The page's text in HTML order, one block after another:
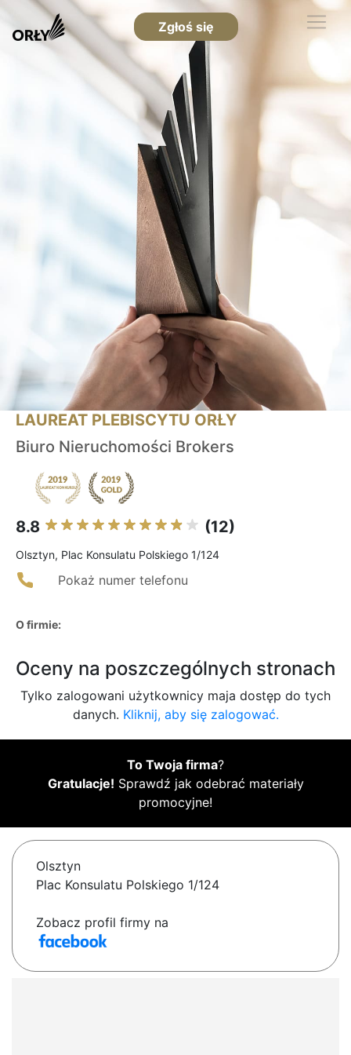
Zgłoś się
LAUREAT PLEBISCYTU ORŁY
Biuro Nieruchomości Brokers
8.8 (12)
Olsztyn, Plac Konsulatu Polskiego 1/124
Pokaż numer telefonu
O firmie:
Oceny na poszczególnych stronach
Tylko zalogowani użytkownicy maja dostęp do tych
danych. Kliknij, aby się zalogować.
To Twoja firma?
Gratulacje! Sprawdź jak odebrać materiały
promocyjne!
Olsztyn
Plac Konsulatu Polskiego 1/124
Zobacz profil firmy na